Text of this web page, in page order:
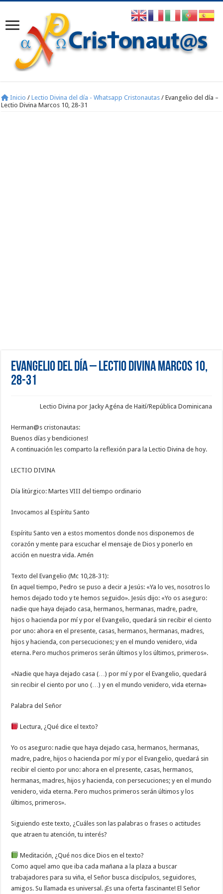
Inicio / Lectio Divina del día - Whatsapp Cristonautas / Evangelio del día –
Lectio Divina Marcos 10, 28-31
Evangelio del día – Lectio Divina Marcos 10,
28-31
Lectio Divina por Jacky Agéna de Haití/República Dominicana
Herman@s cristonautas:
Buenos días y bendiciones!
A continuación les comparto la reflexión para la Lectio Divina de hoy.
LECTIO DIVINA
Día litúrgico: Martes VIII del tiempo ordinario
Invocamos al Espíritu Santo
Espíritu Santo ven a estos momentos donde nos disponemos de
corazón y mente para escuchar el mensaje de Dios y ponerlo en
acción en nuestra vida. Amén
Texto del Evangelio (Mc 10,28-31):
En aquel tiempo, Pedro se puso a decir a Jesús: «Ya lo ves, nosotros lo
hemos dejado todo y te hemos seguido». Jesús dijo: «Yo os aseguro:
nadie que haya dejado casa, hermanos, hermanas, madre, padre,
hijos o hacienda por mí y por el Evangelio, quedará sin recibir el ciento
por uno: ahora en el presente, casas, hermanos, hermanas, madres,
hijos y hacienda, con persecuciones; y en el mundo venidero, vida
eterna. Pero muchos primeros serán últimos y los últimos, primeros».
«Nadie que haya dejado casa (…) por mí y por el Evangelio, quedará
sin recibir el ciento por uno (…) y en el mundo venidero, vida eterna»
Palabra del Señor
Lectura, ¿Qué dice el texto?
Yo os aseguro: nadie que haya dejado casa, hermanos, hermanas,
madre, padre, hijos o hacienda por mí y por el Evangelio, quedará sin
recibir el ciento por uno: ahora en el presente, casas, hermanos,
hermanas, madres, hijos y hacienda, con persecuciones; y en el mundo
venidero, vida eterna. Pero muchos primeros serán últimos y los
últimos, primeros».
Siguiendo este texto, ¿Cuáles son las palabras o frases o actitudes
que atraen tu atención, tu interés?
Meditación, ¿Qué nos dice Dios en el texto?
Como aquel amo que iba cada mañana a la plaza a buscar
trabajadores para su viña, el Señor busca discípulos, seguidores,
amigos. Su llamada es universal. ¡Es una oferta fascinante! El Señor